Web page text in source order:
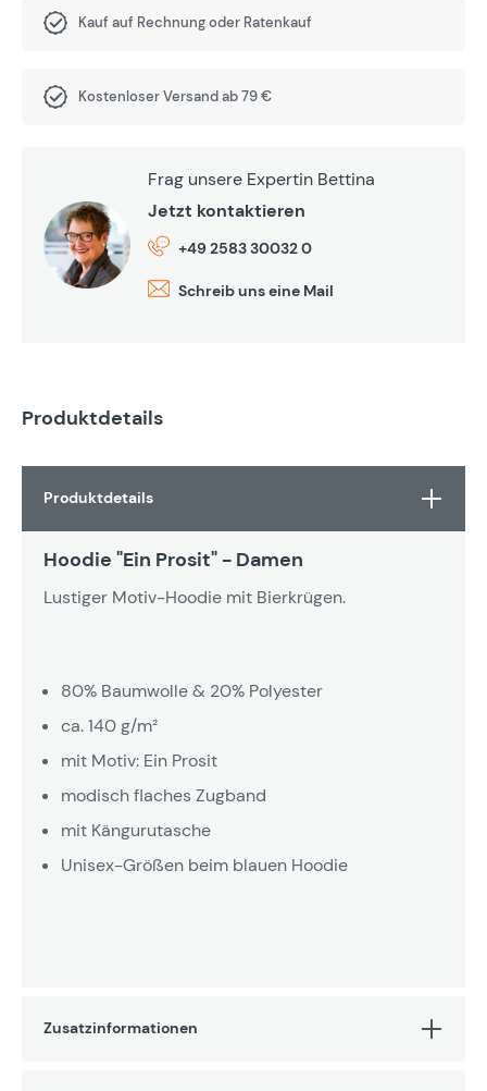
Kauf auf Rechnung oder Ratenkauf
Kostenloser Versand ab 79 €
Frag unsere Expertin Bettina
Jetzt kontaktieren
+49 2583 30032 0
Schreib uns eine Mail
Produktdetails
Produktdetails
Hoodie "Ein Prosit" - Damen
Lustiger Motiv-Hoodie mit Bierkrügen.
80% Baumwolle & 20% Polyester
ca. 140 g/m²
mit Motiv: Ein Prosit
modisch flaches Zugband
mit Kängurutasche
Unisex-Größen beim blauen Hoodie
Zusatzinformationen